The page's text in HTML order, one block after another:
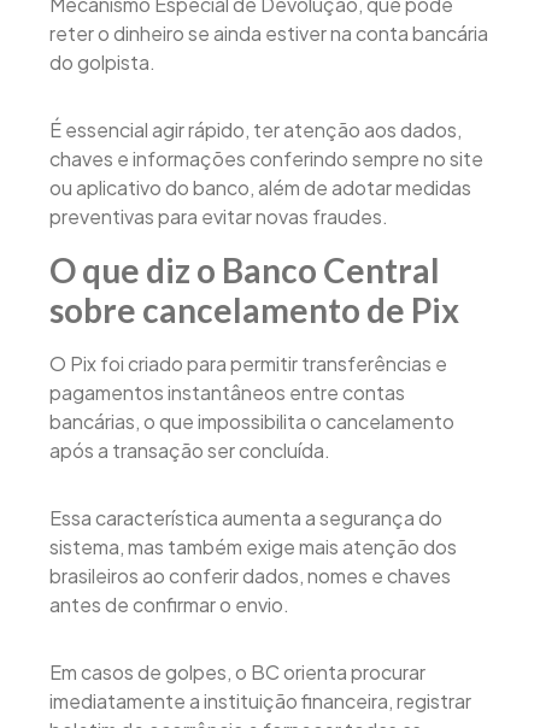
reter o dinheiro se ainda estiver na conta bancária
do golpista.
É essencial agir rápido, ter atenção aos dados,
chaves e informações conferindo sempre no site
ou aplicativo do banco, além de adotar medidas
preventivas para evitar novas fraudes.
O que diz o Banco Central
sobre cancelamento de Pix
O Pix foi criado para permitir transferências e
pagamentos instantâneos entre contas
bancárias, o que impossibilita o cancelamento
após a transação ser concluída.
Essa característica aumenta a segurança do
sistema, mas também exige mais atenção dos
brasileiros ao conferir dados, nomes e chaves
antes de confirmar o envio.
Em casos de golpes, o BC orienta procurar
imediatamente a instituição financeira, registrar